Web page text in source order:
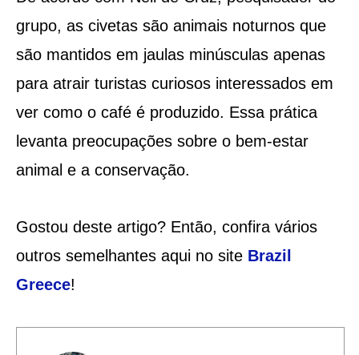
grupo, as civetas são animais noturnos que
são mantidos em jaulas minúsculas apenas
para atrair turistas curiosos interessados em
ver como o café é produzido. Essa prática
levanta preocupações sobre o bem-estar
animal e a conservação.
Gostou deste artigo? Então, confira vários
outros semelhantes aqui no site Brazil
Greece!